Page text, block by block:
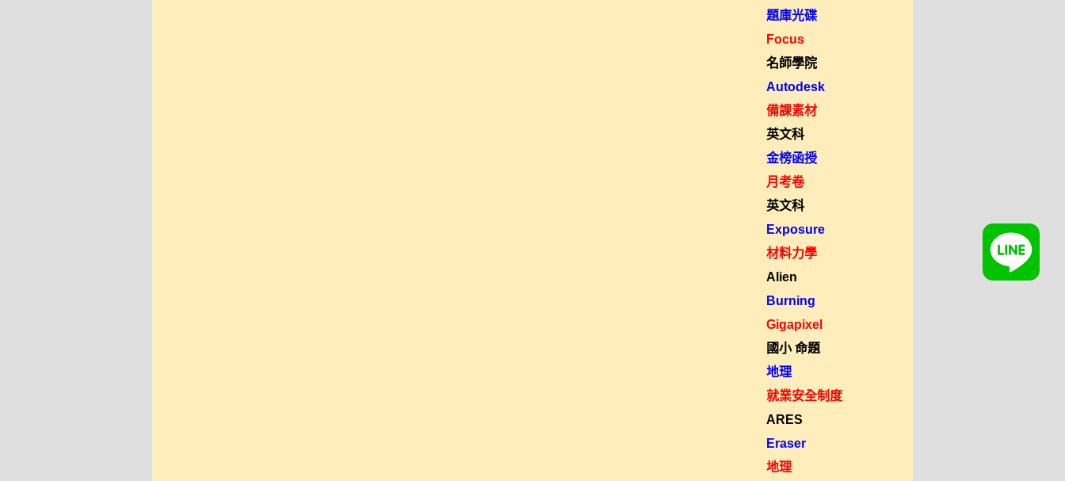
題庫光碟
Focus
名師學院
Autodesk
備課素材
英文科
金榜函授
月考卷
英文科
Exposure
材料力學
Alien
Burning
Gigapixel
國小 命題
地理
就業安全制度
ARES
Eraser
地理